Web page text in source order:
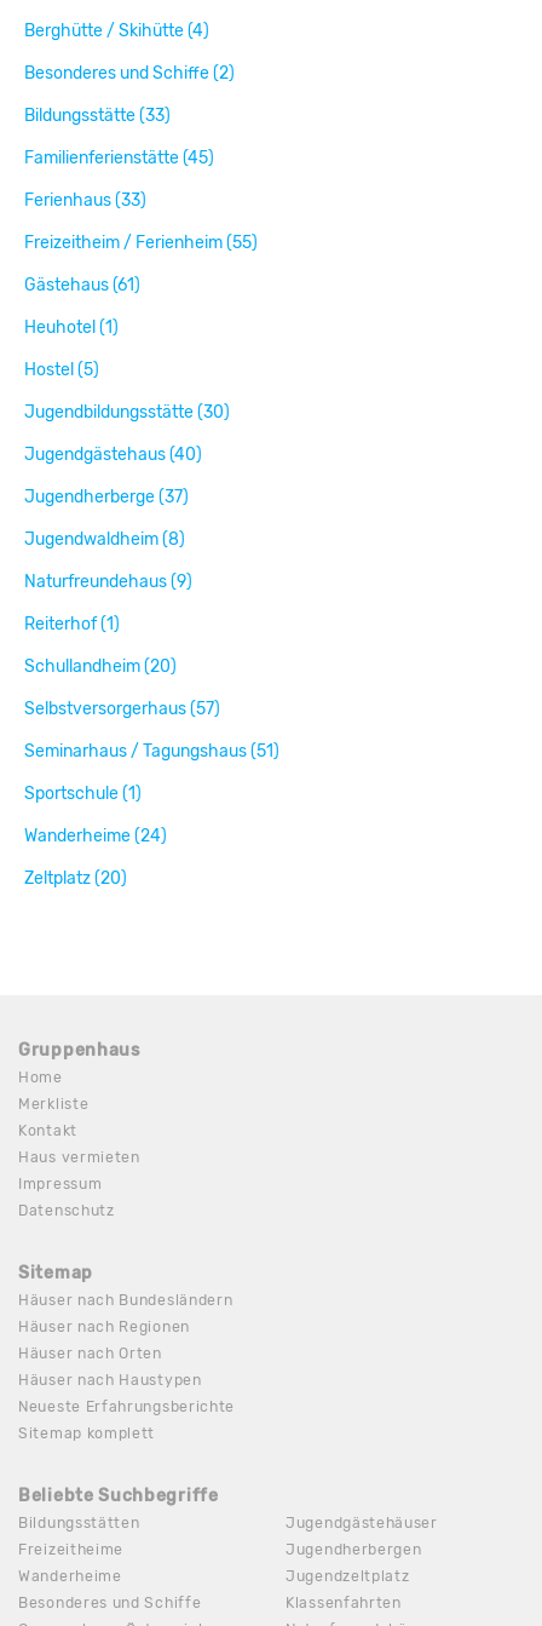
Berghütte / Skihütte (4)
Besonderes und Schiffe (2)
Bildungsstätte (33)
Familienferienstätte (45)
Ferienhaus (33)
Freizeitheim / Ferienheim (55)
Gästehaus (61)
Heuhotel (1)
Hostel (5)
Jugendbildungsstätte (30)
Jugendgästehaus (40)
Jugendherberge (37)
Jugendwaldheim (8)
Naturfreundehaus (9)
Reiterhof (1)
Schullandheim (20)
Selbstversorgerhaus (57)
Seminarhaus / Tagungshaus (51)
Sportschule (1)
Wanderheime (24)
Zeltplatz (20)
Gruppenhaus
Home
Merkliste
Kontakt
Haus vermieten
Impressum
Datenschutz
Sitemap
Häuser nach Bundesländern
Häuser nach Regionen
Häuser nach Orten
Häuser nach Haustypen
Neueste Erfahrungsberichte
Sitemap komplett
Beliebte Suchbegriffe
Bildungsstätten
Freizeitheime
Wanderheime
Besonderes und Schiffe
Jugendgästehäuser
Jugendherbergen
Jugendzeltplatz
Klassenfahrten